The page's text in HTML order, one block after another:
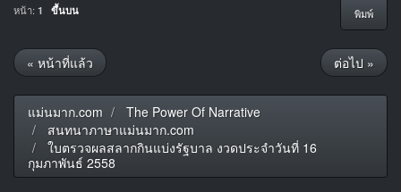
พิมพ์
หน้า: 1 ขึ้นบน
« หน้าที่แล้ว ต่อไป »
แม่นมาก.com
The Power Of Narrative
สนทนาภาษาแม่นมาก.com
ใบตรวจผลสลากกินแบ่งรัฐบาล งวดประจำวันที่ 16
กุมภาพันธ์ 2558